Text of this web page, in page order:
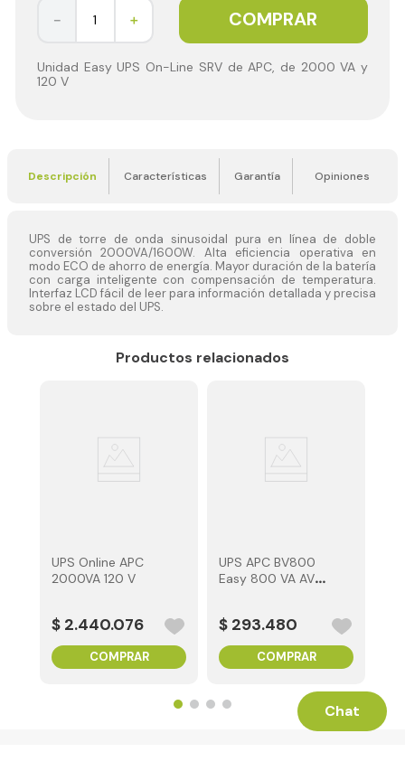
Chat
＋
－ COMPRAR
Unidad Easy UPS On-Line SRV de APC, de 2000 VA y
120 V
Descripción Características Garantía Opiniones
UPS de torre de onda sinusoidal pura en línea de doble
conversión 2000VA/1600W. Alta eficiencia operativa en
modo ECO de ahorro de energía. Mayor duración de la batería
con carga inteligente con compensación de temperatura.
Interfaz LCD fácil de leer para información detallada y precisa
sobre el estado del UPS.
Productos relacionados
UPS Online APC
2000VA 120 V
$ 2.440.076
COMPRAR
UPS APC BV800
Easy 800 VA AVR
$ 293.480
COMPRAR